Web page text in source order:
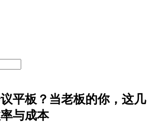
平板？当老板的你，这几
与成本